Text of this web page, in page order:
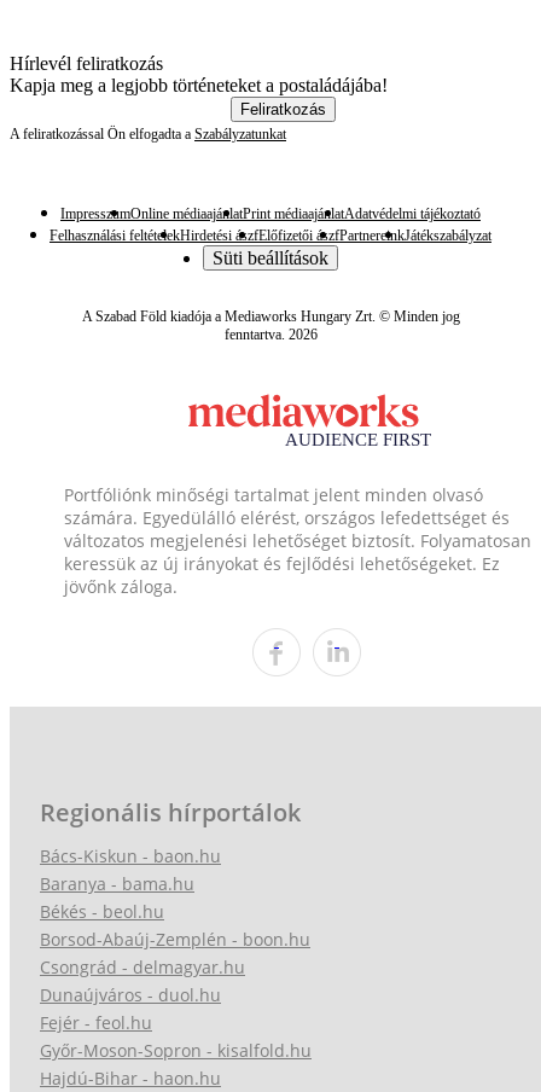
Hírlevél feliratkozás
Kapja meg a legjobb történeteket a postaládájába!
Feliratkozás
A feliratkozással Ön elfogadta a Szabályzatunkat
ImpresszumOnline médiaajánlatPrint médiaajánlatAdatvédelmi tájékoztató
Felhasználási feltételekHirdetési ászfElőfizetői ászfPartnereinkJátékszabályzat
Süti beállítások
A Szabad Föld kiadója a Mediaworks Hungary Zrt. © Minden jog
fenntartva. 2026
Portfóliónk minőségi tartalmat jelent minden olvasó
számára. Egyedülálló elérést, országos lefedettséget és
változatos megjelenési lehetőséget biztosít. Folyamatosan
keressük az új irányokat és fejlődési lehetőségeket. Ez
jövőnk záloga.
Regionális hírportálok
Bács-Kiskun - baon.hu
Baranya - bama.hu
Békés - beol.hu
Borsod-Abaúj-Zemplén - boon.hu
Csongrád - delmagyar.hu
Dunaújváros - duol.hu
Fejér - feol.hu
Győr-Moson-Sopron - kisalfold.hu
Hajdú-Bihar - haon.hu